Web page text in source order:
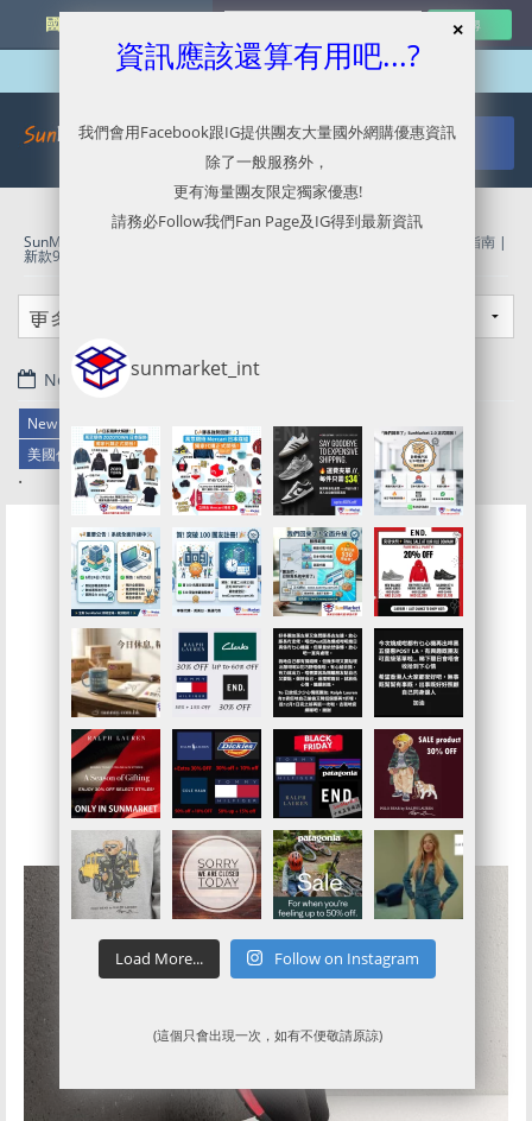
國外網購最新資訊
SunMarket 代購．代運．代寄 New Balance官網代購/代運/集運服務指南 |
新款990/996入荷!
November 27, 2018
New Balance官網代購/代運/集運服務指南 | 新款990/996入荷!
美國代購代運
美國代運 美國轉運
.
再黎75折$500+
勁掃美國NEW
BALANCE
資訊應該還算有用吧...?
我們會用Facebook跟IG提供團友大量國外網購優惠資訊
除了一般服務外，
更有海量團友限定獨家優惠!
請務必Follow我們Fan Page及IG得到最新資訊
sunmarket_int
Load More... Follow on Instagram
(這個只會出現一次，如有不便敬請原諒)